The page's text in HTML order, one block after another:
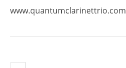
www.quantumclarinettrio.com